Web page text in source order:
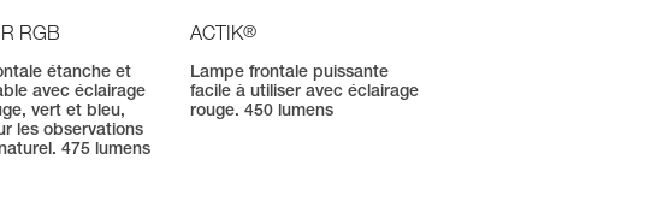
RGB
étanche et
avec éclairage
vert et bleu,
les observations
475 lumens
ACTIK®
Lampe frontale puissante
facile à utiliser avec éclairage
rouge. 450 lumens